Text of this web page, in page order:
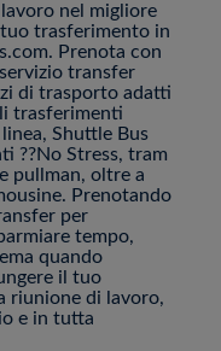
lavoro nel migliore
trasferimento in
Prenota con
transfer
di trasporto adatti
trasferimenti
Shuttle Bus
??No Stress, tram
pullman, oltre a
Prenotando
per
tempo,
quando
il tuo
riunione di lavoro,
e in tutta